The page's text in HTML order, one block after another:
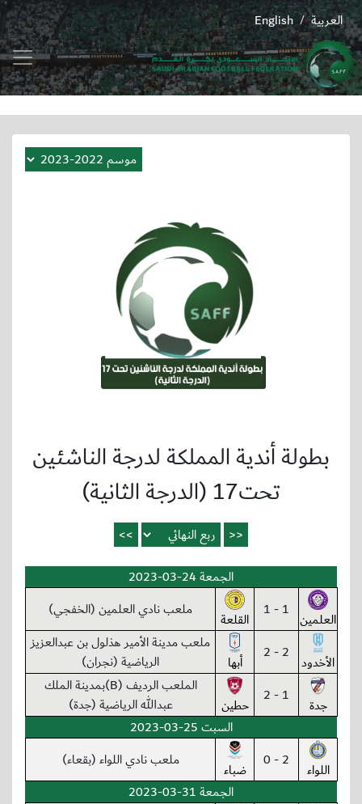
English / العربية
بطولة أندية المملكة لدرجة الناشئين
تحت17 (الدرجة الثانية)
الجمعة 24-03-2023
العلمين 1 - 1 القلعة ملعب نادي العلمين (الخفجي)
الأخدود 2 - 2 أبها
ملعب مدينة الأمير هذلول بن عبدالعزيز
الرياضية (نجران)
جدة 1 - 2 حطين
الملعب الرديف (B)بمدينة الملك
عبدالله الرياضية (جدة)
السبت 25-03-2023
اللواء 2 - 0 ضباء
ملعب نادي اللواء (بقعاء)
الجمعة 31-03-2023